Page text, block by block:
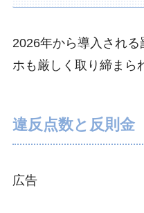
2026年から導入され
ホも厳しく取り締まら
違反点数と反則金
広告